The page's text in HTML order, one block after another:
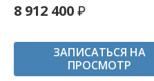
8 912 400
ЗАПИСАТЬСЯ НА
ПРОСМОТР